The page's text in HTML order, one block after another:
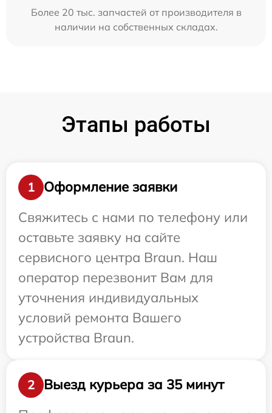
Более 20 тыс. запчастей от производителя в
наличии на собственных складах.
Этапы работы
1
Оформление заявки
Свяжитесь с нами по телефону или
оставьте заявку на сайте
сервисного центра Braun. Наш
оператор перезвонит Вам для
уточнения индивидуальных
условий ремонта Вашего
устройства Braun.
2
Выезд курьера за 35 минут